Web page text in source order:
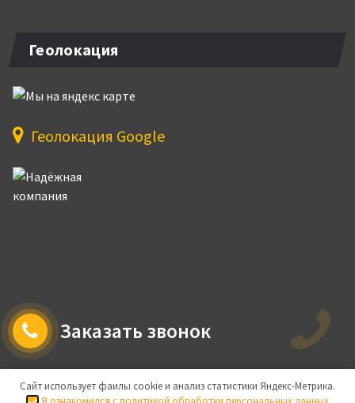
Геолокация
Геолокация Google
Заказать звонок
Сайт использует фаилы cookie и анализ статистики Яндекс-Метрика.